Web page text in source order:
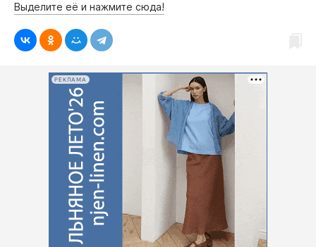
Выделите её и нажмите сюда!
РЕКЛАМА